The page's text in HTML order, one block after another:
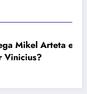
en el interés